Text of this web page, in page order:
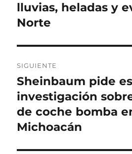
e
s
v
e
g
a
c
i
ó
n
t
a
a
n
t
e
lluvias, heladas y
Norte
SIGUIENTE
E
n
t
r
d
Sheinbaum pide
investigación
de coche bomba
Michoacán